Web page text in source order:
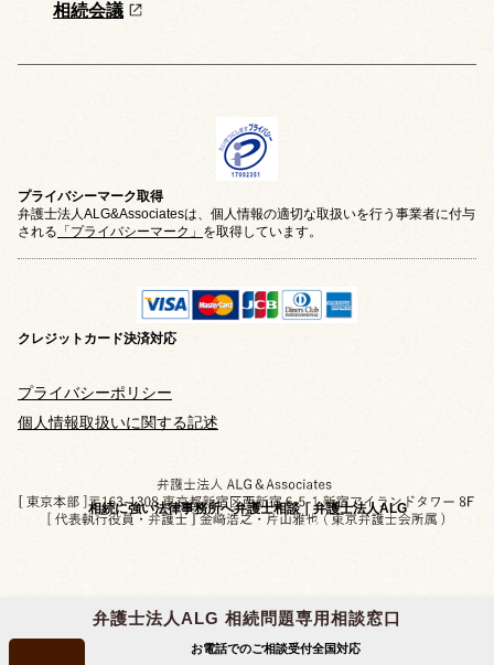
相続に強い法律事務所へ弁護士相談｜弁護士法人ALG
弁護士法人ALG 相続問題専用相談窓口
お電話でのご相談受付全国対応
相続会議
プライバシーマーク取得
弁護士法人ALG&Associatesは、個人情報の適切な取扱いを行う事業者に付与
される 「プライバシーマーク」 を取得しています。
クレジットカード決済対応
プライバシーポリシー
個人情報取扱いに関する記述
Copyright © 2019-2026 相続問題のご相談なら
弁護士法人ALG&Associates All Rights Reserved.